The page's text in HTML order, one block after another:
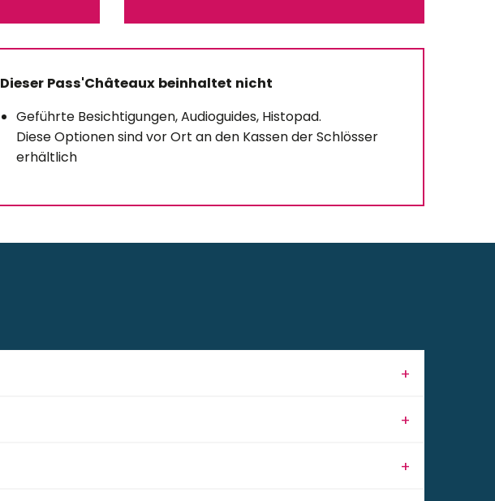
Dieser Pass'Châteaux beinhaltet nicht
Geführte Besichtigungen, Audioguides, Histopad.
Diese Optionen sind vor Ort an den Kassen der Schlösser
erhältlich